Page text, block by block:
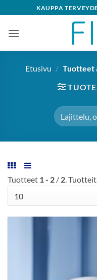
to
content
KAUPPA
Etusivu / Tuotteet
Tuotteet 1 - 2 / 2.